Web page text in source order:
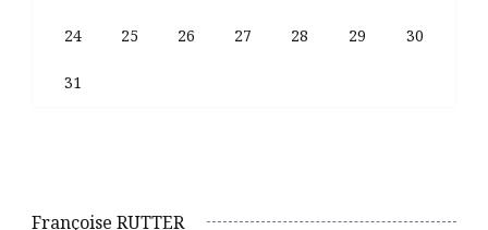
24 25 26 27 28 29 30
31
Françoise RUTTER